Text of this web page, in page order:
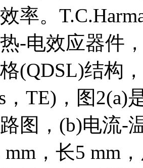
率。
-电效应器件
(QDSL)结构
，TE)，图2(a)
图，(b)电流-
，长5 mm